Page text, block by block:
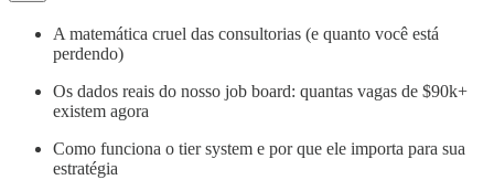
A matemática cruel das consultorias (e quanto você está
perdendo)
Os dados reais do nosso job board: quantas vagas de $90k+
existem agora
Como funciona o tier system e por que ele importa para sua
estratégia